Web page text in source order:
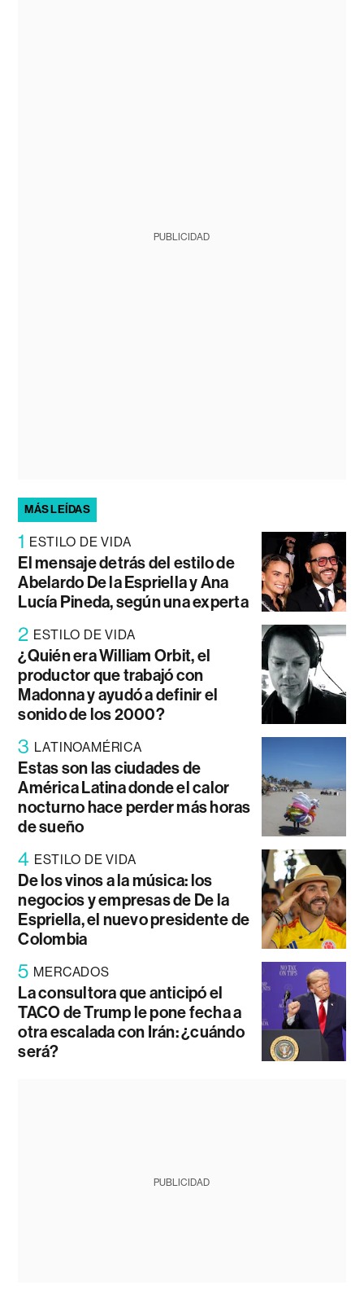
PUBLICIDAD
MÁS LEÍDAS
1 ESTILO DE VIDA
El mensaje detrás del estilo de
Abelardo De la Espriella y Ana
Lucía Pineda, según una experta
2 ESTILO DE VIDA
¿Quién era William Orbit, el
productor que trabajó con
Madonna y ayudó a definir el
sonido de los 2000?
3 LATINOAMÉRICA
Estas son las ciudades de
América Latina donde el calor
nocturno hace perder más horas
de sueño
4 ESTILO DE VIDA
De los vinos a la música: los
negocios y empresas de De la
Espriella, el nuevo presidente de
Colombia
5 MERCADOS
La consultora que anticipó el
TACO de Trump le pone fecha a
otra escalada con Irán: ¿cuándo
será?
PUBLICIDAD